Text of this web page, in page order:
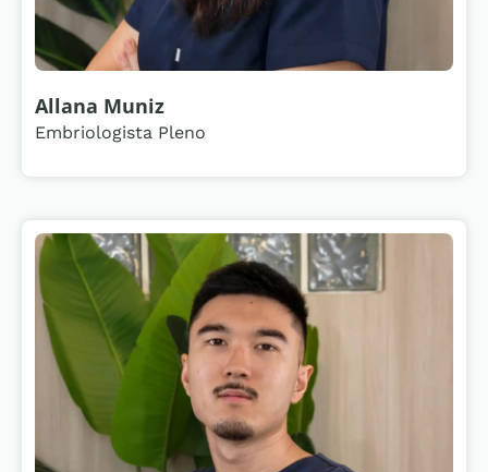
Allana Muniz
Embriologista Pleno